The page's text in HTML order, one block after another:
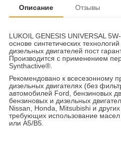
Описание Отзывы
LUKOIL GENESIS UNIVERSAL
основе синтетических
дизельных двигателей пост
Производится с применением
Synthactive®.
Рекомендовано к всесезонному
дизельных двигателях (без
автомобилей Ford, бензиновых
бензиновых и дизельных
Nissan, Honda, Mitsubishi и других
требующих использование масел
или A5/B5.